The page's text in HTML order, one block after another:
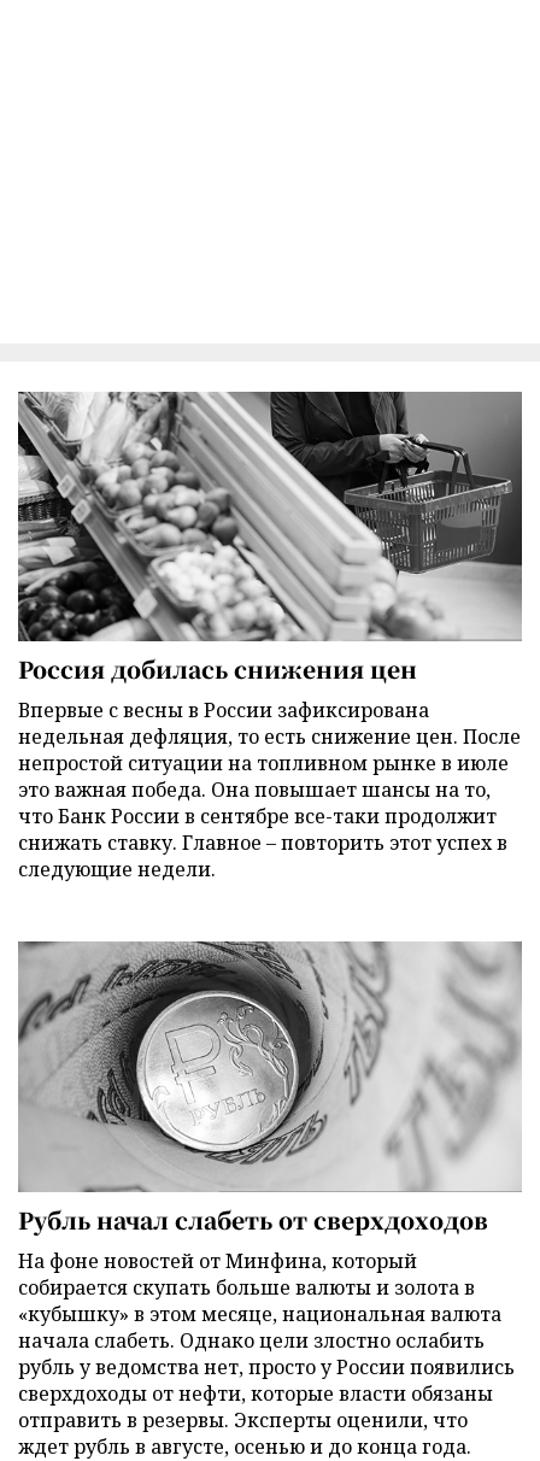
Россия добилась снижения цен
Впервые с весны в России зафиксирована
недельная дефляция, то есть снижение цен. После
непростой ситуации на топливном рынке в июле
это важная победа. Она повышает шансы на то,
что Банк России в сентябре все-таки продолжит
снижать ставку. Главное – повторить этот успех в
следующие недели.
Рубль начал слабеть от сверхдоходов
На фоне новостей от Минфина, который
собирается скупать больше валюты и золота в
«кубышку» в этом месяце, национальная валюта
начала слабеть. Однако цели злостно ослабить
рубль у ведомства нет, просто у России появились
сверхдоходы от нефти, которые власти обязаны
отправить в резервы. Эксперты оценили, что
ждет рубль в августе, осенью и до конца года.